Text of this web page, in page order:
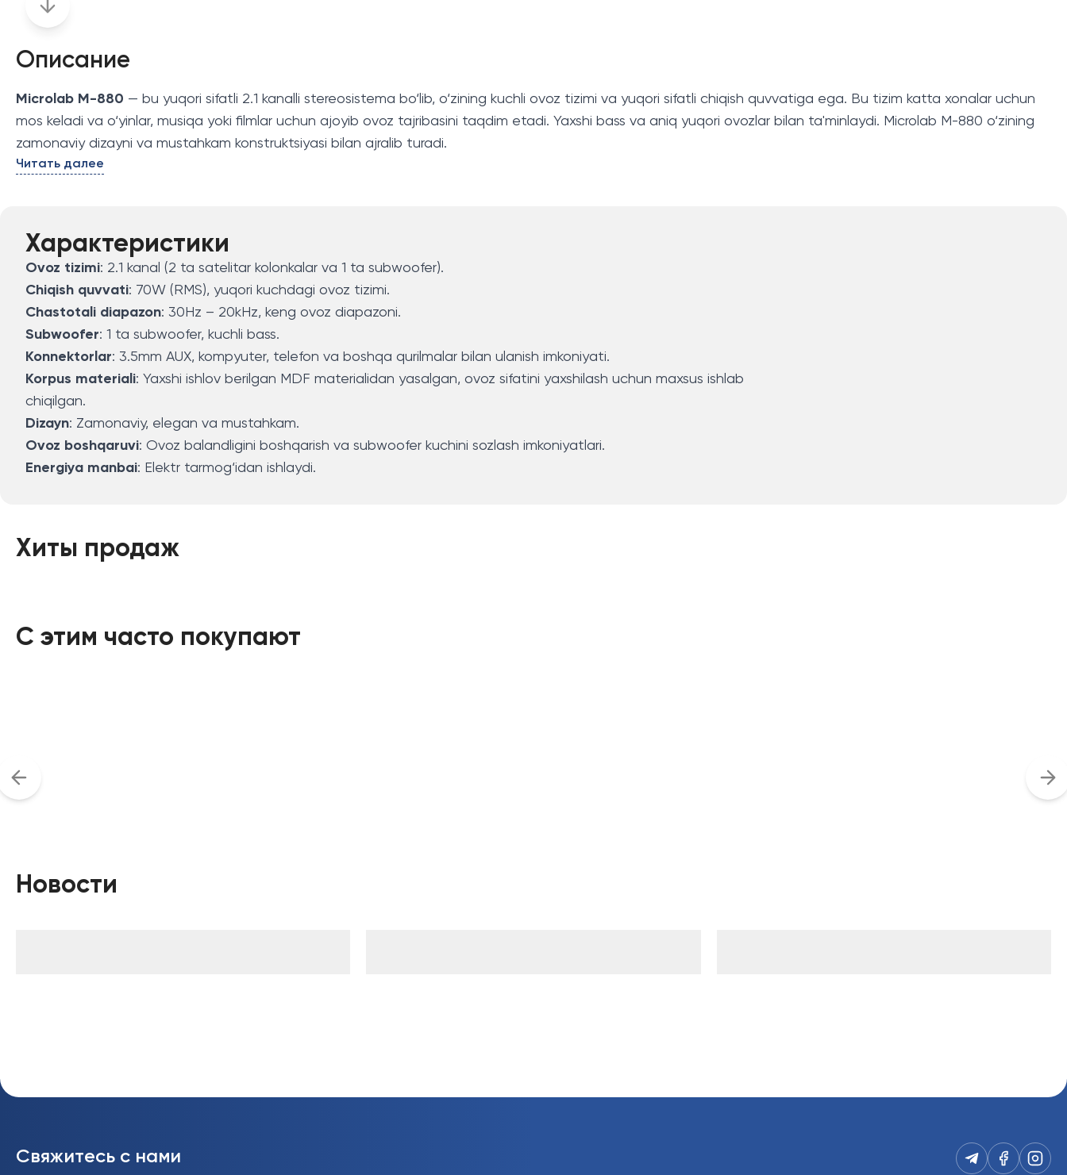
Описание
Microlab M-880 — bu yuqori sifatli 2.1 kanalli stereosistema bo‘lib, o‘zining kuchli ovoz tizimi va yuqori sifatli chiqish quvvatiga ega. Bu tizim katta xonalar uchun
mos keladi va o‘yinlar, musiqa yoki filmlar uchun ajoyib ovoz tajribasini taqdim etadi. Yaxshi bass va aniq yuqori ovozlar bilan ta'minlaydi. Microlab M-880 o‘zining
zamonaviy dizayni va mustahkam konstruktsiyasi bilan ajralib turadi.
Читать далее
Характеристики
Ovoz tizimi: 2.1 kanal (2 ta satelitar kolonkalar va 1 ta subwoofer).
Chiqish quvvati: 70W (RMS), yuqori kuchdagi ovoz tizimi.
Chastotali diapazon: 30Hz – 20kHz, keng ovoz diapazoni.
Subwoofer: 1 ta subwoofer, kuchli bass.
Konnektorlar: 3.5mm AUX, kompyuter, telefon va boshqa qurilmalar bilan ulanish imkoniyati.
Korpus materiali: Yaxshi ishlov berilgan MDF materialidan yasalgan, ovoz sifatini yaxshilash uchun maxsus ishlab
chiqilgan.
Dizayn: Zamonaviy, elegan va mustahkam.
Ovoz boshqaruvi: Ovoz balandligini boshqarish va subwoofer kuchini sozlash imkoniyatlari.
Energiya manbai: Elektr tarmog‘idan ishlaydi.
Хиты продаж
С этим часто покупают
Новости
Свяжитесь с нами